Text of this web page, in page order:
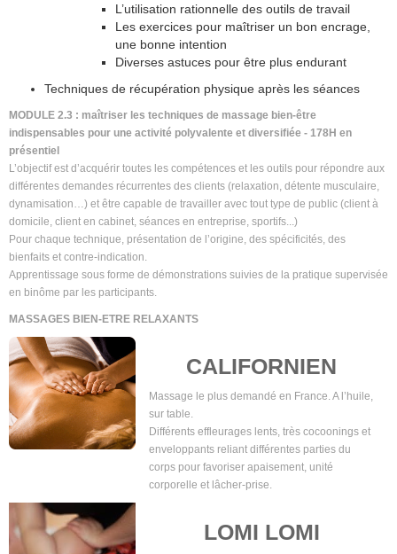
L’utilisation rationnelle des outils de travail
Les exercices pour maîtriser un bon encrage,
une bonne intention
Diverses astuces pour être plus endurant
Techniques de récupération physique après les séances
MODULE 2.3 : maîtriser les techniques de massage bien-être
indispensables pour une activité polyvalente et diversifiée - 178H en
présentiel
L’objectif est d’acquérir toutes les compétences et les outils pour répondre aux
différentes demandes récurrentes des clients (relaxation, détente musculaire,
dynamisation…) et être capable de travailler avec tout type de public (client à
domicile, client en cabinet, séances en entreprise, sportifs...)
Pour chaque technique, présentation de l’origine, des spécificités, des
bienfaits et contre-indication.
Apprentissage sous forme de démonstrations suivies de la pratique supervisée
en binôme par les participants.
MASSAGES BIEN-ETRE RELAXANTS
CALIFORNIEN
Massage le plus demandé en France. A l’huile,
sur table.
Différents effleurages lents, très cocoonings et
enveloppants reliant différentes parties du
corps pour favoriser apaisement, unité
corporelle et lâcher-prise.
LOMI LOMI